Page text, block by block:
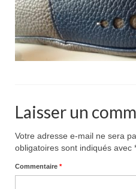
Pour acheter
Contact
Laisser un
Votre adresse e-mail ne sera
obligatoires sont indiqués avec
Commentaire *